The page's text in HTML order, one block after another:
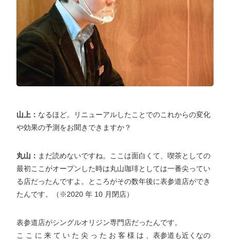
山上： なるほど。リニューアルしたことでのこれからの変化
や効果の予測をお聞きできますか？
丸山： まだ読めないですね。ここは面白くて、喫茶としての
最初ここがオープンした時は丸山珈琲としては一番尖ってい
る店だったんですよ。ところがその数年後に表参道店ができ
たんです。（※2020 年 10 月閉店）
表参道店がシングルオリジン専門店だったんです。
こ こ に 来 て い た 尖 っ た お 客 様 は 、表参道も近くなの